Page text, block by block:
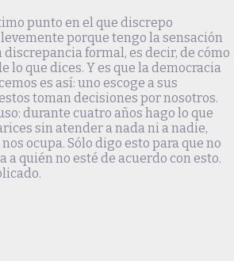
punto en el que discrepo
porque tengo la sensación
discrepancia formal, es decir, de cómo
lo que dices. Y es que la democracia
es así: uno escoge a sus
toman decisiones por nosotros.
durante cuatro años hago lo que
sin atender a nada ni a nadie,
ocupa. Sólo digo esto para que no
a quién no esté de acuerdo con esto.